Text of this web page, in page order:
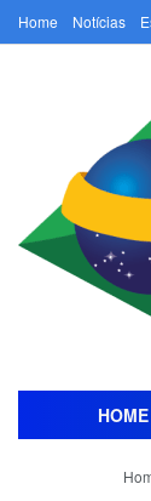
Home Notícias
HOME